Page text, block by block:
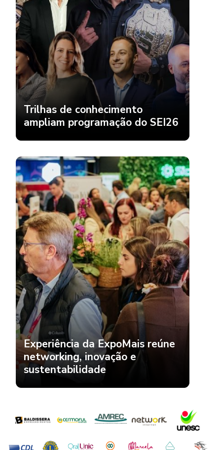
Trilhas de conhecimento
ampliam programação do SEI26
Experiência da ExpoMais reúne
networking, inovação e
sustentabilidade